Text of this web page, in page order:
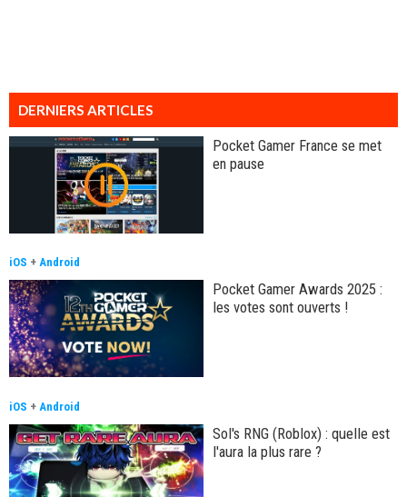
DERNIERS ARTICLES
Pocket Gamer France se met
en pause
iOS + Android
Pocket Gamer Awards 2025 :
les votes sont ouverts !
iOS + Android
Sol's RNG (Roblox) : quelle est
l'aura la plus rare ?